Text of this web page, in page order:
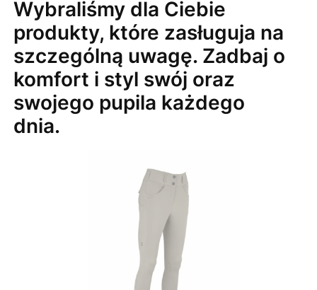
Wybraliśmy dla Ciebie
produkty, które zasługuja na
szczególną uwagę. Zadbaj o
komfort i styl swój oraz
swojego pupila każdego
dnia.